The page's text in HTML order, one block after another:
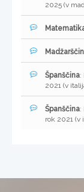
2025 (v
Španščina:
2021 (v
Španščina:
rok 2021 (v